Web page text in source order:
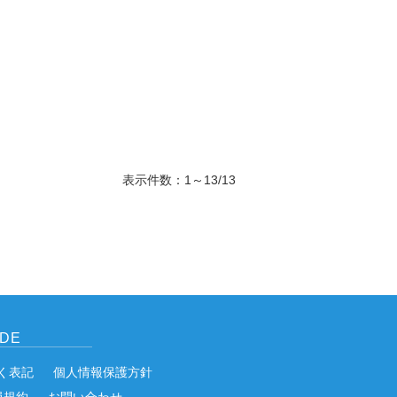
表示件数：1～13/13
表記
個人情報保護方針